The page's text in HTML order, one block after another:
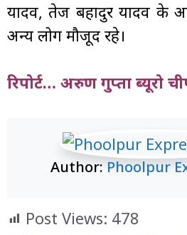
यादव, तेज बहादुर यादव के
अन्य लोग मौजूद रहे।
रिपोर्ट… अरुण गुप्ता ब्यूरो
Author: Phoolpur
Post Views: 478